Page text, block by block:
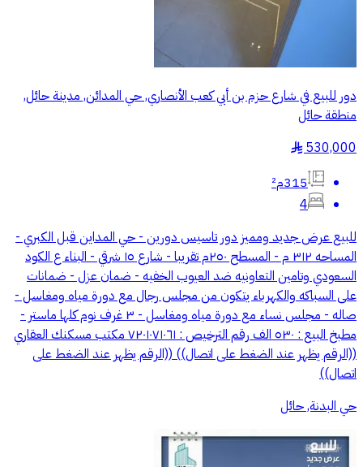
دور للبيع في شارع حزم بن أبي كعب الأنصاري, حي المدائن, مدينة حائل,
منطقة حائل
530,000
§
315م²
4
للبيع عرض جديد ومميز دور تاسيس دورين - حي المداين قبل الكبري -
المساحه ٣١٢ م - المسطح ٢٥٠م تقريبا - شارع ١٥ شرقي - البناء ع الكود
السعودي وتامين التعاونيه ضد العيوب الخفيه - ضمان عزل - ضمانات
على السباكه والكهرباء يتكون من مجلس رجال مع دورة مياه ومغاسل -
صاله - مجلس نساء مع دورة مياه ومغاسل - ٣ غرف نوم كلها ماستر -
مطبخ البيع : ٥٣٠ الف رقم الترخيص : ٧٢٠١٠٧١٠٦١ مكتب مسكنك العقاري
((الرقم يظهر عند الضغط على اتصال)) ((الرقم يظهر عند الضغط على
اتصال))
حي البدنة, حائل